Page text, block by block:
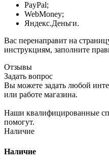
PayPal;
WebMoney;
Яндекс.Деньги.
Вас перенаправит на
инструкциям, заполните
Отзывы
Задать вопрос
Вы можете задать любой
или работе магазина.
Наши квалифицированные
помогут.
Наличие
Наличие